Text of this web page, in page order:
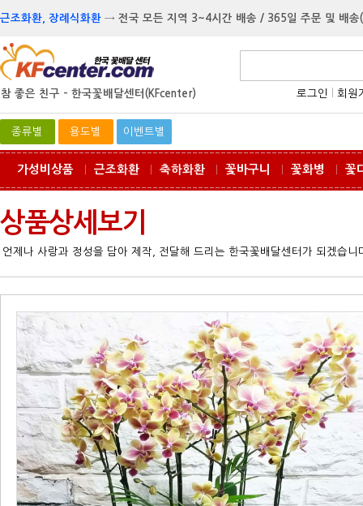
근조화환, 장례식화환 → 전국 모든 지역 3~4시간 배송 / 365일 주문 및 배
참 좋은 친구 - 한국꽃배달센터(KFcenter) 로그인 회원
종류별 용도별 이벤트별
가성비상품 근조화환 축하화환 꽃바구니 꽃화병 꽃
상품상세보기
언제나 사랑과 정성을 담아 제작, 전달해 드리는 한국꽃배달센터가 되겠습니